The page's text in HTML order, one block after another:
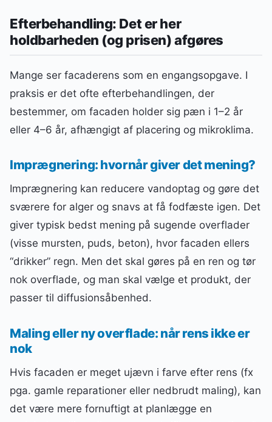
Efterbehandling: Det er her
holdbarheden (og prisen) afgøres
Mange ser facaderens som en engangsopgave. I
praksis er det ofte efterbehandlingen, der
bestemmer, om facaden holder sig pæn i 1–2 år
eller 4–6 år, afhængigt af placering og mikroklima.
Imprægnering: hvornår giver det mening?
Imprægnering kan reducere vandoptag og gøre det
sværere for alger og snavs at få fodfæste igen. Det
giver typisk bedst mening på sugende overflader
(visse mursten, puds, beton), hvor facaden ellers
“drikker” regn. Men det skal gøres på en ren og tør
nok overflade, og man skal vælge et produkt, der
passer til diffusionsåbenhed.
Maling eller ny overflade: når rens ikke er
nok
Hvis facaden er meget ujævn i farve efter rens (fx
pga. gamle reparationer eller nedbrudt maling), kan
det være mere fornuftigt at planlægge en